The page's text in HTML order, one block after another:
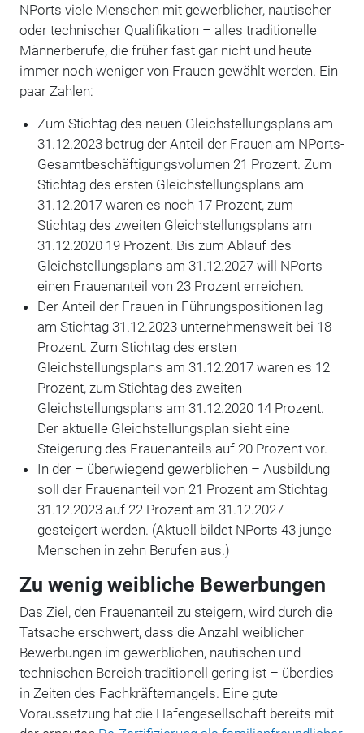
NPorts viele Menschen mit gewerblicher, nautischer
oder technischer Qualifikation – alles traditionelle
Männerberufe, die früher fast gar nicht und heute
immer noch weniger von Frauen gewählt werden. Ein
paar Zahlen:
Zum Stichtag des neuen Gleichstellungsplans am
31.12.2023 betrug der Anteil der Frauen am NPorts-
Gesamtbeschäftigungsvolumen 21 Prozent. Zum
Stichtag des ersten Gleichstellungsplans am
31.12.2017 waren es noch 17 Prozent, zum
Stichtag des zweiten Gleichstellungsplans am
31.12.2020 19 Prozent. Bis zum Ablauf des
Gleichstellungsplans am 31.12.2027 will NPorts
einen Frauenanteil von 23 Prozent erreichen.
Der Anteil der Frauen in Führungspositionen lag
am Stichtag 31.12.2023 unternehmensweit bei 18
Prozent. Zum Stichtag des ersten
Gleichstellungsplans am 31.12.2017 waren es 12
Prozent, zum Stichtag des zweiten
Gleichstellungsplans am 31.12.2020 14 Prozent.
Der aktuelle Gleichstellungsplan sieht eine
Steigerung des Frauenanteils auf 20 Prozent vor.
In der – überwiegend gewerblichen – Ausbildung
soll der Frauenanteil von 21 Prozent am Stichtag
31.12.2023 auf 22 Prozent am 31.12.2027
gesteigert werden. (Aktuell bildet NPorts 43 junge
Menschen in zehn Berufen aus.)
Zu wenig weibliche Bewerbungen
Das Ziel, den Frauenanteil zu steigern, wird durch die
Tatsache erschwert, dass die Anzahl weiblicher
Bewerbungen im gewerblichen, nautischen und
technischen Bereich traditionell gering ist – überdies
in Zeiten des Fachkräftemangels. Eine gute
Voraussetzung hat die Hafengesellschaft bereits mit